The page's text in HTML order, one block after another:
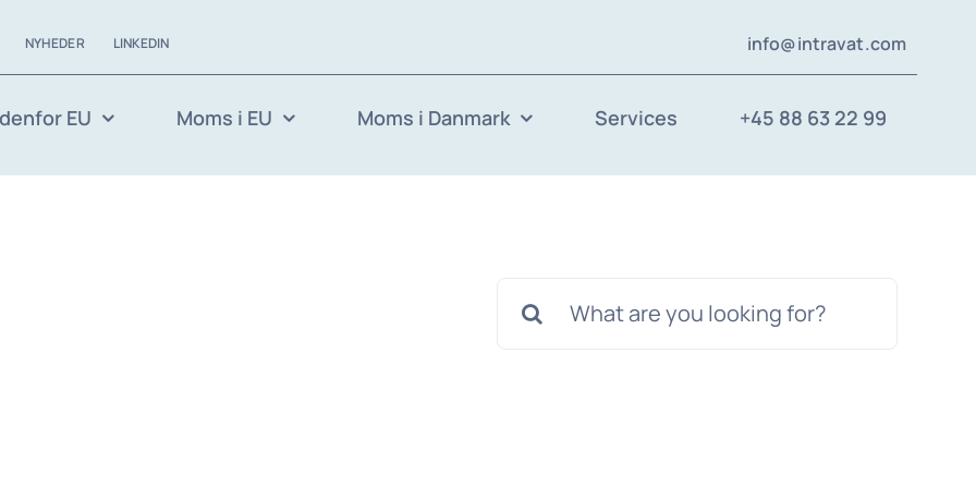
NYHEDER LINKEDIN info@intravat.com
EU Moms i EU Moms i Danmark Services +45 88 63 22 99
for: